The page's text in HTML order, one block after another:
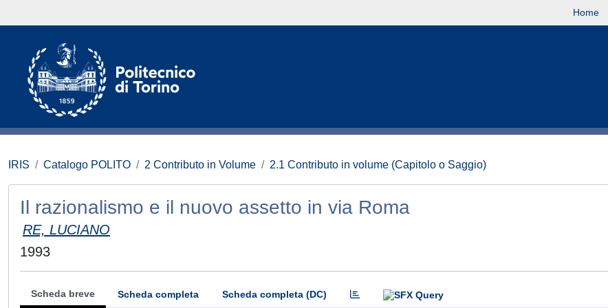
Home
IRIS Catalogo POLITO 2 Contributo in Volume 2.1 Contributo in volume (Capitolo o Saggio)
Il razionalismo e il nuovo assetto in via Roma
RE, LUCIANO
1993
Scheda breve Scheda completa Scheda completa (DC)